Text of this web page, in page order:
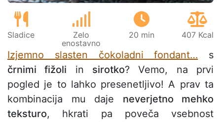
Sladice
Zelo
enostavno
20 min 407 Kcal
Izjemno slasten čokoladni fondant… s
črnimi fižoli in sirotko? Vemo, na prvi
pogled je to lahko presenetljivo! A prav ta
kombinacija mu daje neverjetno mehko
teksturo, hkrati pa poveča vsebnost